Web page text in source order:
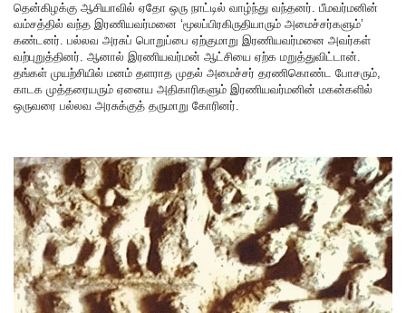
தென்கிழக்கு ஆசியாவில் ஏதோ ஒரு நாட்டில் வாழ்ந்து வந்தனர். பீமவர்மனின்
வம்சத்தில் வந்த இரணியவர்மனை ‘மூலப்பிரகிருதியாரும் அமைச்சர்களும்’
கண்டனர். பல்லவ அரசுப் பொறுப்பை ஏற்குமாறு இரணியவர்மனை அவர்கள்
வற்புறுத்தினர். ஆனால் இரணியவர்மன் ஆட்சியை ஏற்க மறுத்துவிட்டான்.
தங்கள் முயற்சியில் மனம் தளராத முதல் அமைச்சர் தரணிகொண்ட போசரும்,
காடக முத்தரையரும் ஏனைய அதிகாரிகளும் இரணியவர்மனின் மகன்களில்
ஒருவரை பல்லவ அரசுக்குத் தருமாறு கோரினர்.